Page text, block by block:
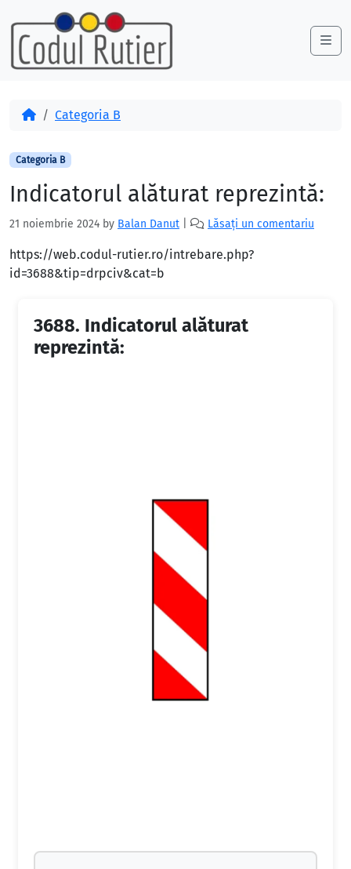
Skip to content
Skip to footer
AcasăCategoria B
Categoria B
Indicatorul alăturat reprezintă:
21 noiembrie 2024 by Balan Danut Lăsați un comentariu
https://web.codul-rutier.ro/intrebare.php?
id=3688&tip=drpciv&cat=b
3688. Indicatorul alăturat
reprezintă: